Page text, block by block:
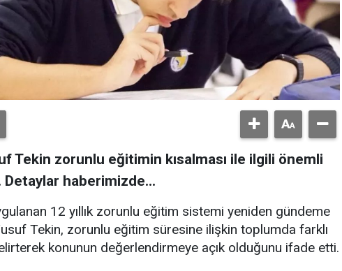
Tekin zorunlu eğitimin kısalması ile ilgili önemli
Detaylar haberimizde...
12 yıllık zorunlu eğitim sistemi yeniden gündeme
Tekin, zorunlu eğitim süresine ilişkin toplumda farklı
konunun değerlendirmeye açık olduğunu ifade etti.